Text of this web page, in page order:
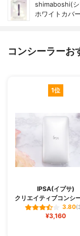
shimaboshi(
ホワイトカバ
コンシーラーお
1位
IPSA(イプサ)
クリエイティブコンシ
3.80
¥3,160